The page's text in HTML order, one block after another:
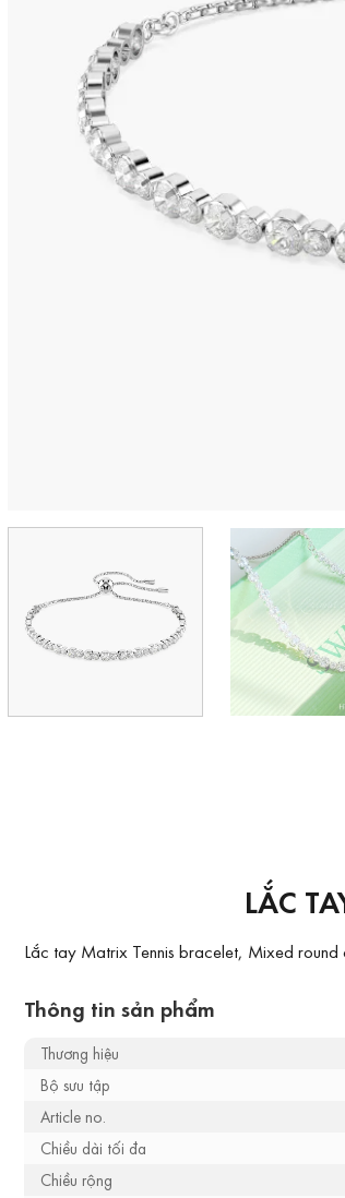
LẮC
Lắc tay Matrix Tennis bracelet, Mixed
Thông tin sản phẩm
Thương hiệu
Bộ sưu tập
Article no.
Chiều dài tối đa
Chiều rộng